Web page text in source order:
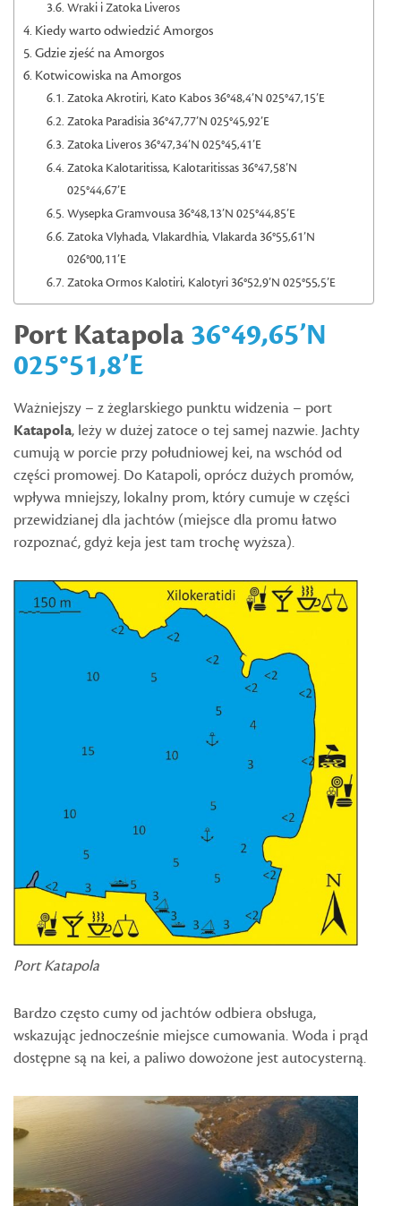
Wraki i Zatoka Liveros
Kiedy warto odwiedzić Amorgos
Gdzie zjeść na Amorgos
Kotwicowiska na Amorgos
Zatoka Akrotiri, Kato Kabos 36°48,4’N 025°47,15’E
Zatoka Paradisia 36°47,77’N 025°45,92’E
Zatoka Liveros 36°47,34’N 025°45,41’E
Zatoka Kalotaritissa, Kalotaritissas 36°47,58’N
025°44,67’E
Wysepka Gramvousa 36°48,13’N 025°44,85’E
Zatoka Vlyhada, Vlakardhia, Vlakarda 36°55,61’N
026°00,11’E
Zatoka Ormos Kalotiri, Kalotyri 36°52,9’N 025°55,5’E
Port Katapola36°49,65’N
025°51,8’E
Ważniejszy – z żeglarskiego punktu widzenia – port
Katapola, leży w dużej zatoce o tej samej nazwie. Jachty
cumują w porcie przy południowej kei, na wschód od
części promowej. Do Katapoli, oprócz dużych promów,
wpływa mniejszy, lokalny prom, który cumuje w części
przewidzianej dla jachtów (miejsce dla promu łatwo
rozpoznać, gdyż keja jest tam trochę wyższa).
Port Katapola
Bardzo często cumy od jachtów odbiera obsługa,
wskazując jednocześnie miejsce cumowania. Woda i prąd
dostępne są na kei, a paliwo dowożone jest autocysterną.